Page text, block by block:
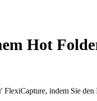
Hot
indem Sie